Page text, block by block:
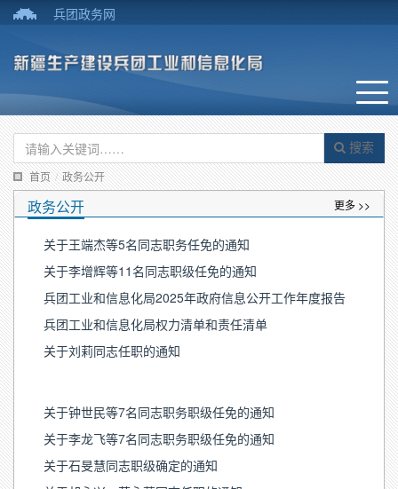
兵团政务网
搜索
首页 / 政务公开
政务公开 更多 >>
关于王端杰等5名同志职务任免的通知
关于李增辉等11名同志职级任免的通知
兵团工业和信息化局2025年政府信息公开工作年度报告
兵团工业和信息化局权力清单和责任清单
关于刘莉同志任职的通知
关于钟世民等7名同志职务职级任免的通知
关于李龙飞等7名同志职务职级任免的通知
关于石旻慧同志职级确定的通知